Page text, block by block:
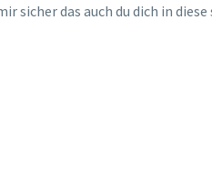
sicher das auch du dich in